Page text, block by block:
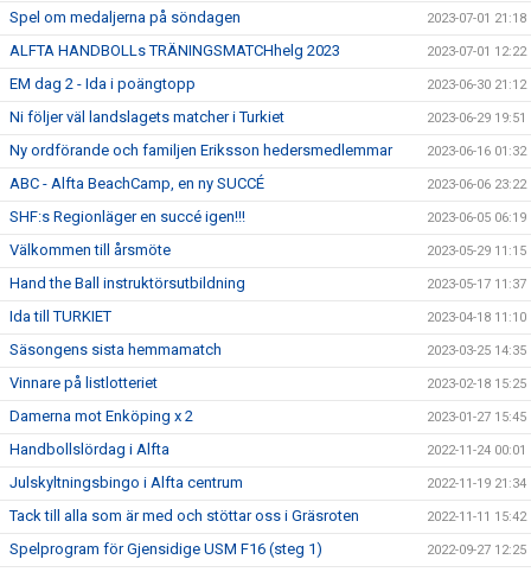
Spel om medaljerna på söndagen 2023-07-01 21:18
ALFTA HANDBOLLs TRÄNINGSMATCHhelg 2023 2023-07-01 12:22
EM dag 2 - Ida i poängtopp 2023-06-30 21:12
Ni följer väl landslagets matcher i Turkiet 2023-06-29 19:51
Ny ordförande och familjen Eriksson hedersmedlemmar 2023-06-16 01:32
ABC - Alfta BeachCamp, en ny SUCCÉ 2023-06-06 23:22
SHF:s Regionläger en succé igen!!! 2023-06-05 06:19
Välkommen till årsmöte 2023-05-29 11:15
Hand the Ball instruktörsutbildning 2023-05-17 11:37
Ida till TURKIET 2023-04-18 11:10
Säsongens sista hemmamatch 2023-03-25 14:35
Vinnare på listlotteriet 2023-02-18 15:25
Damerna mot Enköping x 2 2023-01-27 15:45
Handbollslördag i Alfta 2022-11-24 00:01
Julskyltningsbingo i Alfta centrum 2022-11-19 21:34
Tack till alla som är med och stöttar oss i Gräsroten 2022-11-11 15:42
Spelprogram för Gjensidige USM F16 (steg 1) 2022-09-27 12:25